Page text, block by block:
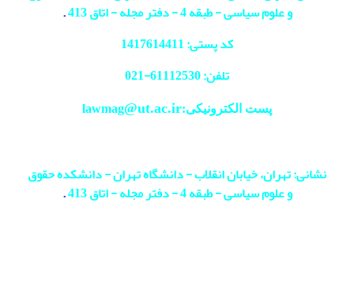
و علوم سیاسی - طبقه 4 - دفتر مجله - اتاق 413
.
کد پستی: 1417614411
تلفن: 61112530-
021
پست الکترونیکی:lawmag@ut.ac.ir
نشانی: تهران، خیابان انقلاب - دانشگاه تهران - دانشکده حقوق
و علوم سیاسی - طبقه 4 - دفتر مجله - اتاق 413
.